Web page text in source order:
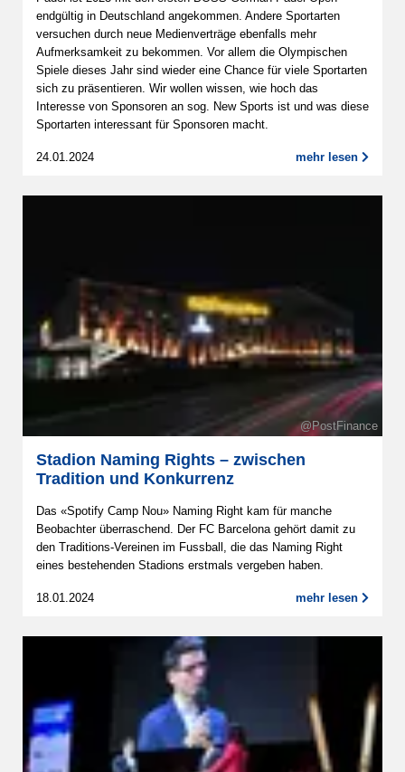
endgültig in Deutschland angekommen. Andere Sportarten
versuchen durch neue Medienverträge ebenfalls mehr
Aufmerksamkeit zu bekommen. Vor allem die Olympischen
Spiele dieses Jahr sind wieder eine Chance für viele Sportarten
sich zu präsentieren. Wir wollen wissen, wie hoch das
Interesse von Sponsoren an sog. New Sports ist und was diese
Sportarten interessant für Sponsoren macht.
24.01.2024 mehr lesen
@PostFinance
Stadion Naming Rights – zwischen
Tradition und Konkurrenz
Das «Spotify Camp Nou» Naming Right kam für manche
Beobachter überraschend. Der FC Barcelona gehört damit zu
den Traditions-Vereinen im Fussball, die das Naming Right
eines bestehenden Stadions erstmals vergeben haben.
18.01.2024 mehr lesen